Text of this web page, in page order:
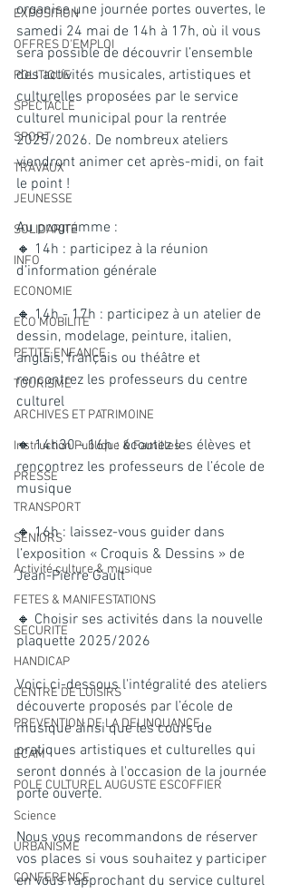
EXPOSITION
OFFRES D'EMPLOI
POLITIQUE
SPECTACLE
SPORT
TRAVAUX
JEUNESSE
SOLIDARITÉ
INFO
ECONOMIE
ECO MOBILITE
PETITE ENFANCE
TOURISME
ARCHIVES ET PATRIMOINE
Instruction Publique & Familles
PRESSE
TRANSPORT
SENIORS
Activité culture & musique
FETES & MANIFESTATIONS
SECURITE
HANDICAP
CENTRE DE LOISIRS
PREVENTION DE LA DELINQUANCE
ECAM
POLE CULTUREL AUGUSTE ESCOFFIER
Science
URBANISME
CONFERENCE
organise une journée portes ouvertes, le
samedi 24 mai de 14h à 17h, où il vous
sera possible de découvrir l’ensemble
des activités musicales, artistiques et
culturelles proposées par le service
culturel municipal pour la rentrée
2025/2026. De nombreux ateliers
viendront animer cet après-midi, on fait
le point !
Au programme :
🔸 14h : participez à la réunion
d’information générale
🔸 14h - 17h : participez à un atelier de
dessin, modelage, peinture, italien,
anglais, français ou théâtre et
rencontrez les professeurs du centre
culturel
🔸 14h30 - 16h : écoutez les élèves et
rencontrez les professeurs de l’école de
musique
🔸 16h : laissez-vous guider dans
l’exposition « Croquis & Dessins » de
Jean-Pierre Gault
🔸 Choisir ses activités dans la nouvelle
plaquette 2025/2026
Voici ci-dessous l'intégralité des ateliers
découverte proposés par l’école de
musique ainsi que les cours de
pratiques artistiques et culturelles qui
seront donnés à l'occasion de la journée
porte ouverte.
Nous vous recommandons de réserver
vos places si vous souhaitez y participer
en vous rapprochant du service culturel